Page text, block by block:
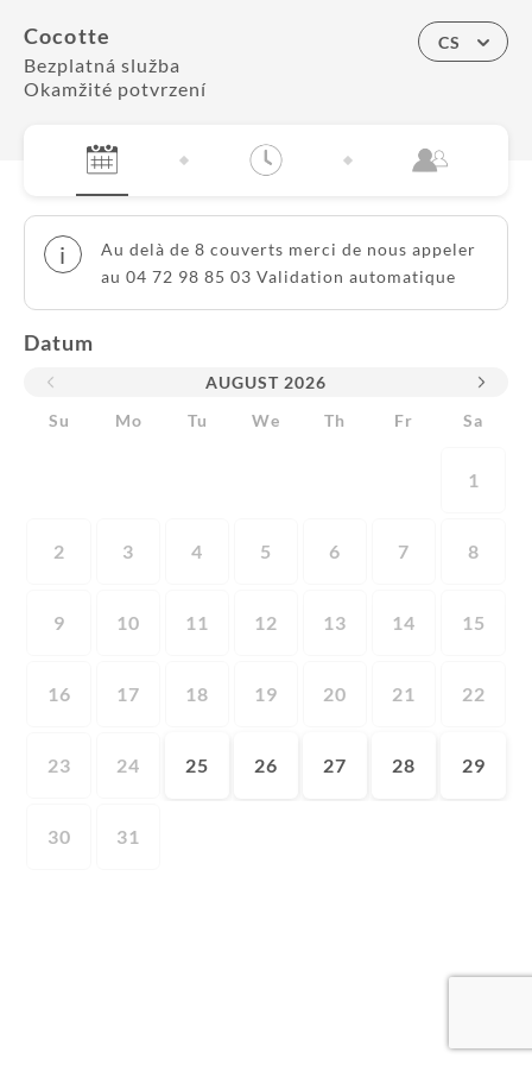
Cocotte
Bezplatná služba
Okamžité potvrzení
CS
i
Au delà de 8 couverts merci de nous appeler
au 04 72 98 85 03 Validation automatique
Datum
AUGUST 2026
Su
Mo Tu We Th Fr Sa
1
2 3 4 5 6 7 8
9 10 11 12 13 14 15
16 17 18 19 20 21 22
23 24 25 26 27 28 29
30 31